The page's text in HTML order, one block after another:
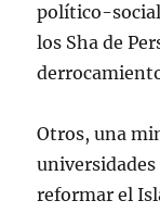
político-
los Sha de
Otros, una
reformar el